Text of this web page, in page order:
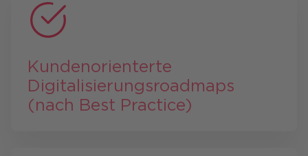
Kundenorienterte
Digitalisierungs­road­maps
(nach Best Practice)